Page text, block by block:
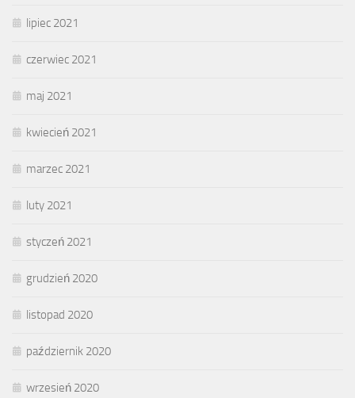
lipiec 2021
czerwiec 2021
maj 2021
kwiecień 2021
marzec 2021
luty 2021
styczeń 2021
grudzień 2020
listopad 2020
październik 2020
wrzesień 2020